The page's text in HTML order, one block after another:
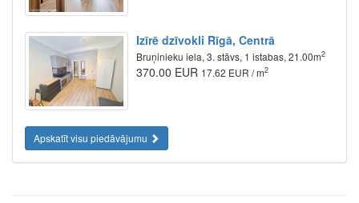
Izīrē dzīvokli Rīgā, Centrā
Bruņinieku iela, 3. stāvs, 1 istabas, 21.00m2
370.00 EUR 17.62 EUR / m2
Apskatīt visu piedāvājumu